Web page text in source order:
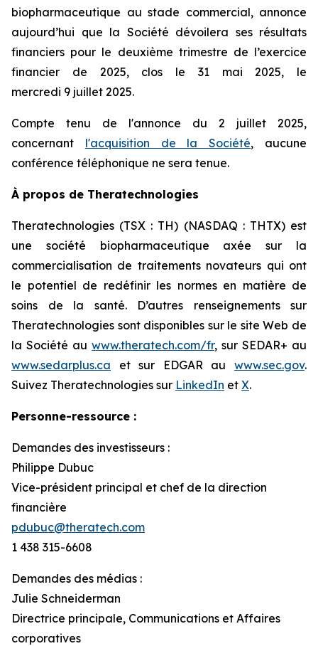
biopharmaceutique au stade commercial, annonce
aujourd’hui que la Société dévoilera ses résultats
financiers pour le deuxième trimestre de l’exercice
financier de 2025, clos le 31 mai 2025, le
mercredi 9 juillet 2025.
Compte tenu de l'annonce du 2 juillet 2025,
concernant l'acquisition de la Société, aucune
conférence téléphonique ne sera tenue.
À propos de Theratechnologies
Theratechnologies (TSX : TH) (NASDAQ : THTX) est
une société biopharmaceutique axée sur la
commercialisation de traitements novateurs qui ont
le potentiel de redéfinir les normes en matière de
soins de la santé. D’autres renseignements sur
Theratechnologies sont disponibles sur le site Web de
la Société au www.theratech.com/fr, sur SEDAR+ au
www.sedarplus.ca et sur EDGAR au www.sec.gov.
Suivez Theratechnologies sur LinkedIn et X.
Personne-ressource :
Demandes des investisseurs :
Philippe Dubuc
Vice-président principal et chef de la direction
financière
pdubuc@theratech.com
1 438 315-6608
Demandes des médias :
Julie Schneiderman
Directrice principale, Communications et Affaires
corporatives